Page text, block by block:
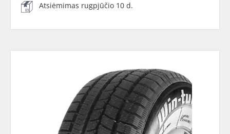
Atsiėmimas rugpjūčio 10 d.